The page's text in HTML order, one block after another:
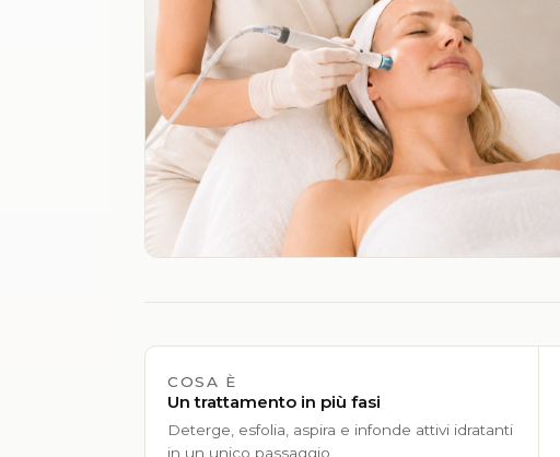
COSA È
Un trattamento in più fasi
Deterge, esfolia, aspira e infonde attivi idratanti
in un unico passaggio.